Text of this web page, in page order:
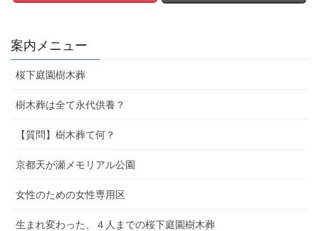
案内メニュー
桜下庭園樹木葬
樹木葬は全て永代供養？
【質問】樹木葬て何？
京都天が瀬メモリアル公園
女性のための女性専用区
生まれ変わった、４人までの桜下庭園樹木葬